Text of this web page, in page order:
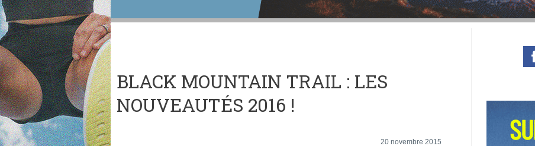
BLACK MOUNTAIN TRAIL : LES
NOUVEAUTÉS 2016 !
20 novembre 2015